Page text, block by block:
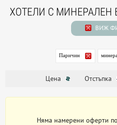
ХОТЕЛИ С МИНЕРАЛЕН
ВИЖ
Паричин
Цена Отстъпка
Няма намерени оферти